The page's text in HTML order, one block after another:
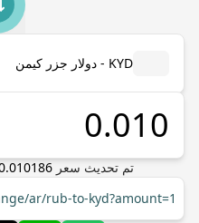
KYD - دولار جزر كيمن
تم تحديث سعر
ar/rub-to-kyd?amount=1